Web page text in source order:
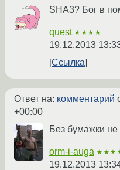
SHA3? Бог в
quest ★★★★
19.12.2013
Ссылка
Ответ на: комментарий
+00:00
Без бумажки
orm-i-auga
19.12.2013